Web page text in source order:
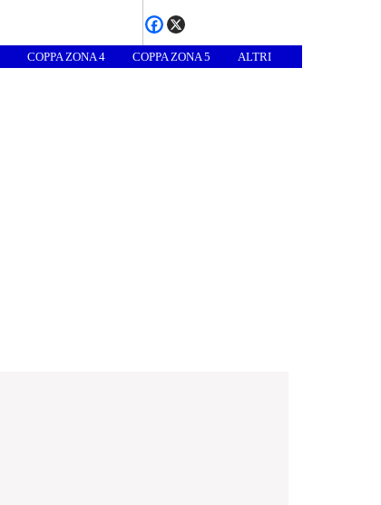
COPPA ZONA 4 COPPA ZONA 5 ALTRI